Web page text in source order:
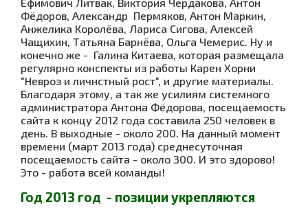
Фёдоров, Александр Пермяков, Антон Маркин,
Анжелика Королёва, Лариса Сигова, Алексей
Чащихин, Татьяна Барнёва, Ольга Чемерис. Ну и
конечно же - Галина Китаева, которая размещала
регулярно конспекты из работы Карен Хорни
"Невроз и личнстный рост", и другие материалы.
Благодаря этому, а так же усилиям системного
администратора Антона Фёдорова, посещаемость
сайта к концу 2012 года составила 250 человек в
день. В выходные - около 200. На данный момент
времени (март 2013 года) среднесуточная
посещаемость сайта - около 300. И это здорово!
Это - работа всей команды!
Год 2013 год - позиции укрепляются